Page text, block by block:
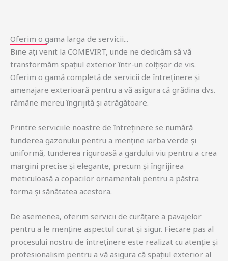
Oferim o gama larga de servicii...
Bine ați venit la COMEVIRT, unde ne dedicăm să vă
transformăm spațiul exterior într-un colțișor de vis.
Oferim o gamă completă de servicii de întreținere și
amenajare exterioară pentru a vă asigura că grădina dvs.
rămâne mereu îngrijită și atrăgătoare.
Printre serviciile noastre de întreținere se numără
tunderea gazonului pentru a menține iarba verde și
uniformă, tunderea riguroasă a gardului viu pentru a crea
margini precise și elegante, precum și îngrijirea
meticuloasă a copacilor ornamentali pentru a păstra
forma și sănătatea acestora.
De asemenea, oferim servicii de curățare a pavajelor
pentru a le menține aspectul curat și sigur. Fiecare pas al
procesului nostru de întreținere este realizat cu atenție și
profesionalism pentru a vă asigura că spațiul exterior al